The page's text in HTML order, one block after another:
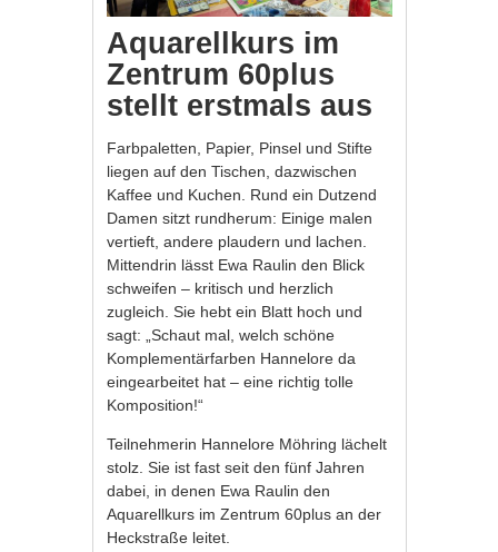
Aquarellkurs im
Zentrum 60plus
stellt erstmals aus
Farbpaletten, Papier, Pinsel und Stifte
liegen auf den Tischen, dazwischen
Kaffee und Kuchen. Rund ein Dutzend
Damen sitzt rundherum: Einige malen
vertieft, andere plaudern und lachen.
Mittendrin lässt Ewa Raulin den Blick
schweifen – kritisch und herzlich
zugleich. Sie hebt ein Blatt hoch und
sagt: „Schaut mal, welch schöne
Komplementärfarben Hannelore da
eingearbeitet hat – eine richtig tolle
Komposition!“
Teilnehmerin Hannelore Möhring lächelt
stolz. Sie ist fast seit den fünf Jahren
dabei, in denen Ewa Raulin den
Aquarellkurs im Zentrum 60plus an der
Heckstraße leitet.